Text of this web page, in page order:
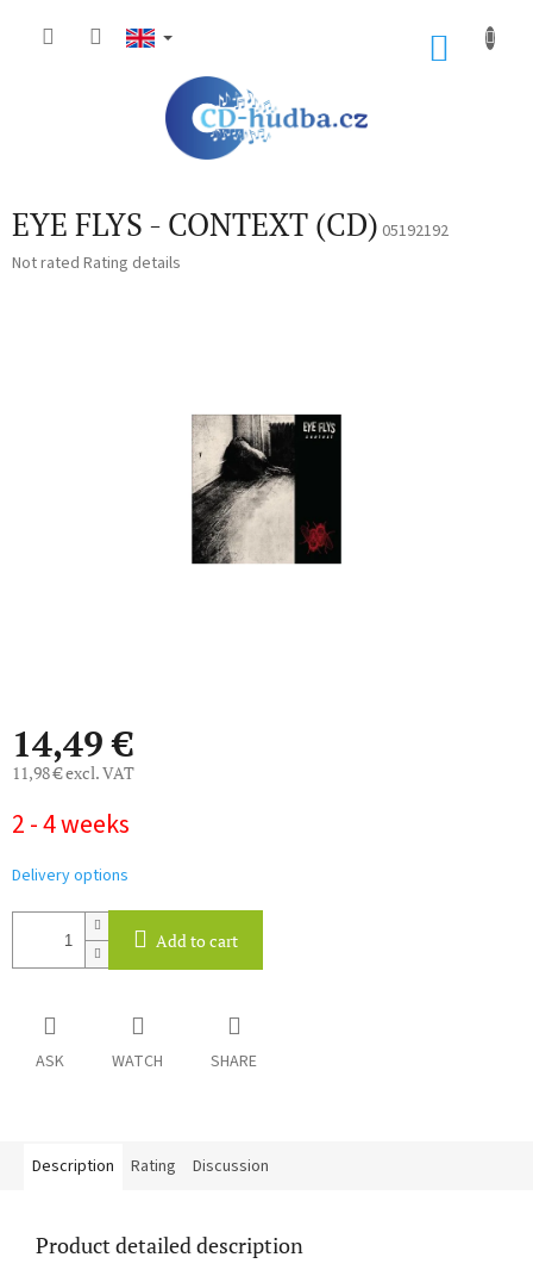
EYE FLYS - CONTEXT (CD) 05192192
The
Not rated Rating details
14,49 €
11,98 € excl. VAT
price:
2 - 4 weeks
Delivery options
Add to cart
ASK WATCH SHARE
Description Rating Discussion
Product detailed description